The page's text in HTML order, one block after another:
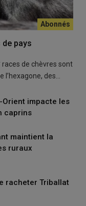
pays
races de chèvres sont
des…
Orient impacte les
caprins
maintient la
ruraux
racheter Triballat